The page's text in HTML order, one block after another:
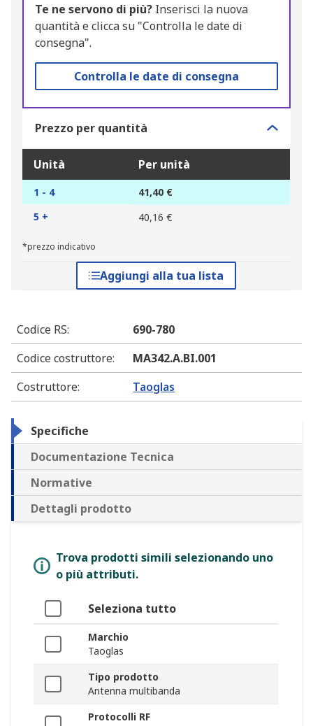
Te ne servono di più? Inserisci la nuova
quantità e clicca su "Controlla le date di
consegna".
Controlla le date di consegna
Prezzo per quantità
Unità Per unità
1 - 4
41,40 €
5 +
40,16 €
*prezzo indicativo
Aggiungi alla tua lista
Codice RS:
690-780
Codice costruttore:
MA342.A.BI.001
Costruttore: Taoglas
Specifiche
Documentazione Tecnica
Normative
Dettagli prodotto
Trova prodotti simili selezionando uno
o più attributi.
Seleziona tutto
Marchio
Taoglas
Tipo prodotto
Antenna multibanda
Protocolli RF